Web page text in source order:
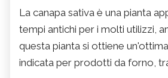
La canapa sativa è una pianta
tempi antichi per i molti utilizzi,
questa pianta si ottiene
indicata per prodotti da forno,